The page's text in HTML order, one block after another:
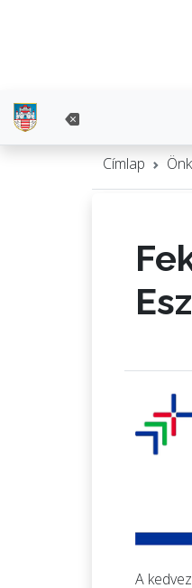
Címlap
A